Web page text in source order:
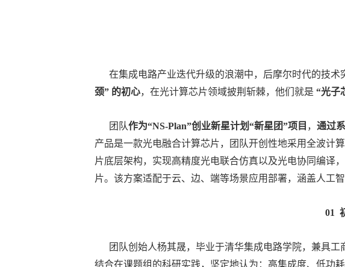
在集成电路产业迭代升级的浪潮中，后摩尔时代的技术
颈” 的初心，在光计算芯片领域披荆斩棘，他们就是 “光子
团队作为“NS-Plan”创业新星计划“新星团”项目 ， 通过
产品是一款光电融合计算芯片，团队开创性地采用全波计
片底层架构，实现高精度光电联合仿真以及光电协同编译
片。该方案适配于云、边、端等场景应用部署，涵盖人工
01
团队创始人杨其晟，毕业于清华集成电路学院，兼具工
结合在课题组的科研实践，坚定地认为：高集成度、低功